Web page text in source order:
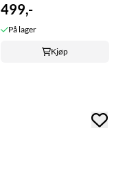
Cowgirl ...
499,-
På lager
Kjøp